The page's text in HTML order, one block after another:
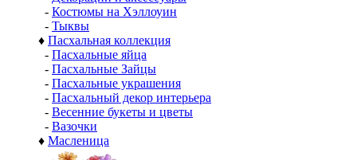
- Костюмы на Хэллоуин
- Тыквы
♦ Пасхальная коллекция
- Пасхальные яйца
- Пасхальные Зайцы
- Пасхальные украшения
- Пасхальный декор интерьера
- Весенние букеты и цветы
- Вазочки
♦ Масленица